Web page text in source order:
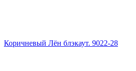
Коричневый Лён блэкаут. 9022-28